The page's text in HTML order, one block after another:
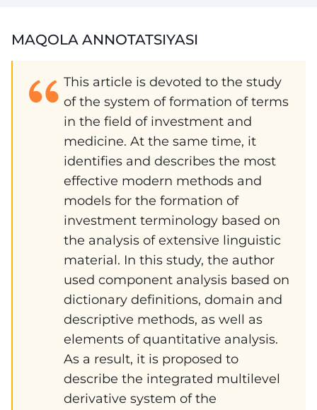
MAQOLA ANNOTATSIYASI
This article is devoted to the study
of the system of formation of terms
in the field of investment and
medicine. At the same time, it
identifies and describes the most
effective modern methods and
models for the formation of
investment terminology based on
the analysis of extensive linguistic
material. In this study, the author
used component analysis based on
dictionary definitions, domain and
descriptive methods, as well as
elements of quantitative analysis.
As a result, it is proposed to
describe the integrated multilevel
derivative system of the